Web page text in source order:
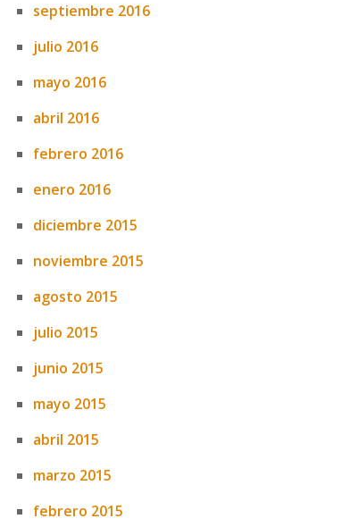
septiembre 2016
julio 2016
mayo 2016
abril 2016
febrero 2016
enero 2016
diciembre 2015
noviembre 2015
agosto 2015
julio 2015
junio 2015
mayo 2015
abril 2015
marzo 2015
febrero 2015